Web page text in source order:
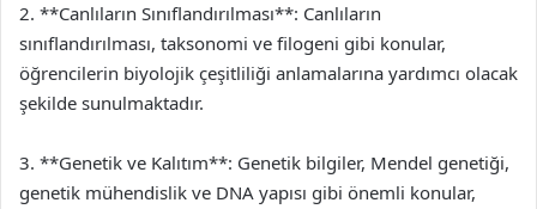
2. **Canlıların Sınıflandırılması**: Canlıların
sınıflandırılması, taksonomi ve filogeni gibi konular,
öğrencilerin biyolojik çeşitliliği anlamalarına yardımcı olacak
şekilde sunulmaktadır.
3. **Genetik ve Kalıtım**: Genetik bilgiler, Mendel genetiği,
genetik mühendislik ve DNA yapısı gibi önemli konular,